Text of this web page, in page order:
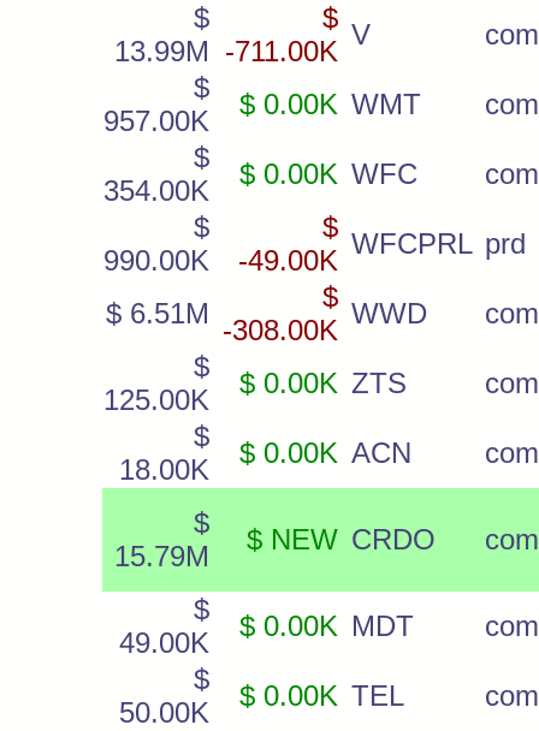
$
13.99M
$
-711.00K
V
com
$
957.00K
$ 0.00K WMT
com
$
354.00K
$ 0.00K WFC
com
$
990.00K
$
-49.00K
WFCPRL prd
$ 6.51M
$
-308.00K
WWD
com
$
125.00K
$ 0.00K ZTS
com
$
18.00K
$ 0.00K ACN com
$
15.79M
$ NEW CRDO com
$
49.00K
$ 0.00K MDT
com
$
50.00K
$ 0.00K TEL
com